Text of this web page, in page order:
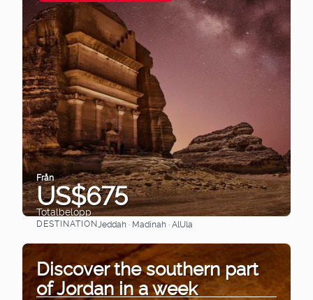
Från
US$675
Totalbelopp
Se
DESTINATIONJeddah · Madinah · AlUla
Discover the southern part
of Jordan in a week